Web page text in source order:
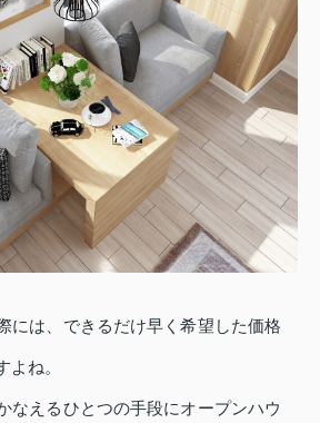
には、できるだけ早く希望した価格
よね。
なえるひとつの手段にオープンハウ